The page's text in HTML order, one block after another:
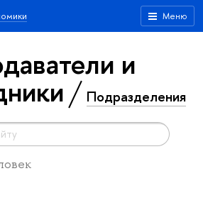
Меню
и
Подразделения